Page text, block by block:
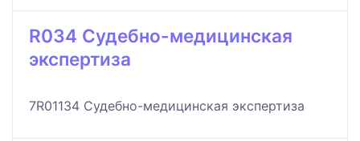
R034 Судебно-медицинская
экспертиза
7R01134 Судебно-медицинская экспертиза